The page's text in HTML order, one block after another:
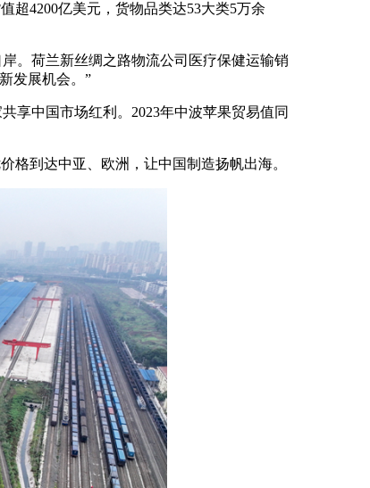
超4200亿美元，货物品类达53大类5万余
。荷兰新丝绸之路物流公司医疗保健运输销
发展机会。”
中国市场红利。2023年中波苹果贸易值同
格到达中亚、欧洲，让中国制造扬帆出海。